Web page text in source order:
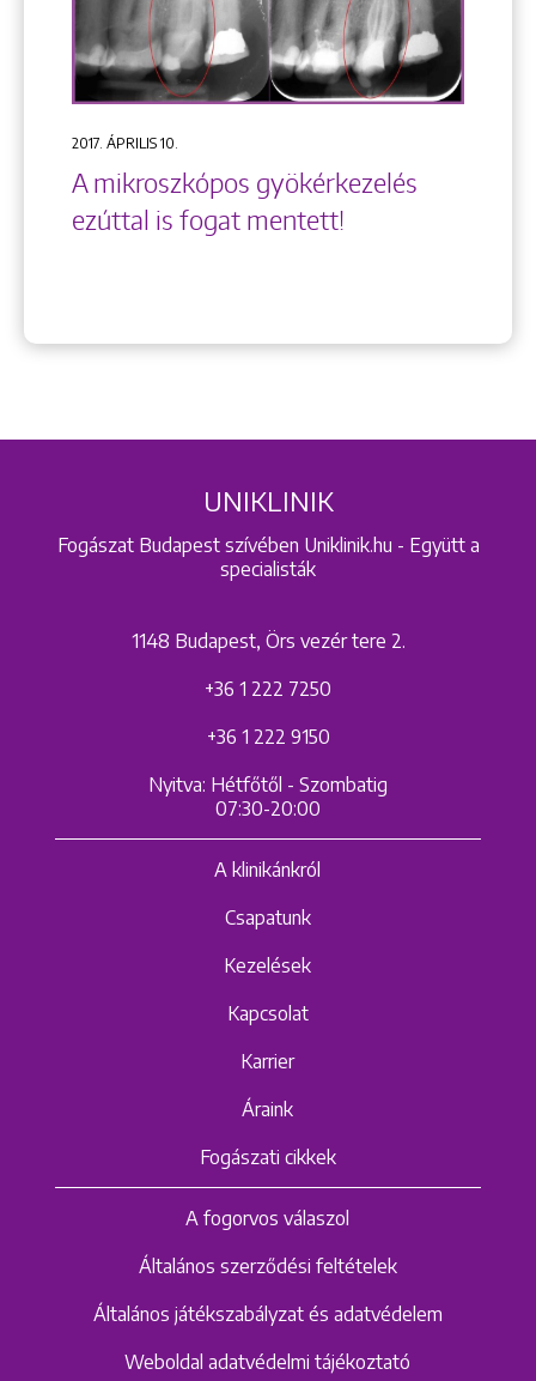
2017. ÁPRILIS 10.
A mikroszkópos gyökérkezelés
ezúttal is fogat mentett!
UNIKLINIK
Fogászat Budapest szívében Uniklinik.hu - Együtt a
specialisták
1148 Budapest, Örs vezér tere 2.
+36 1 222 7250
+36 1 222 9150
Nyitva: Hétfőtől - Szombatig
07:30-20:00
A klinikánkról
Csapatunk
Kezelések
Kapcsolat
Karrier
Áraink
Fogászati cikkek
A fogorvos válaszol
Általános szerződési feltételek
Általános játékszabályzat és adatvédelem
Weboldal adatvédelmi tájékoztató